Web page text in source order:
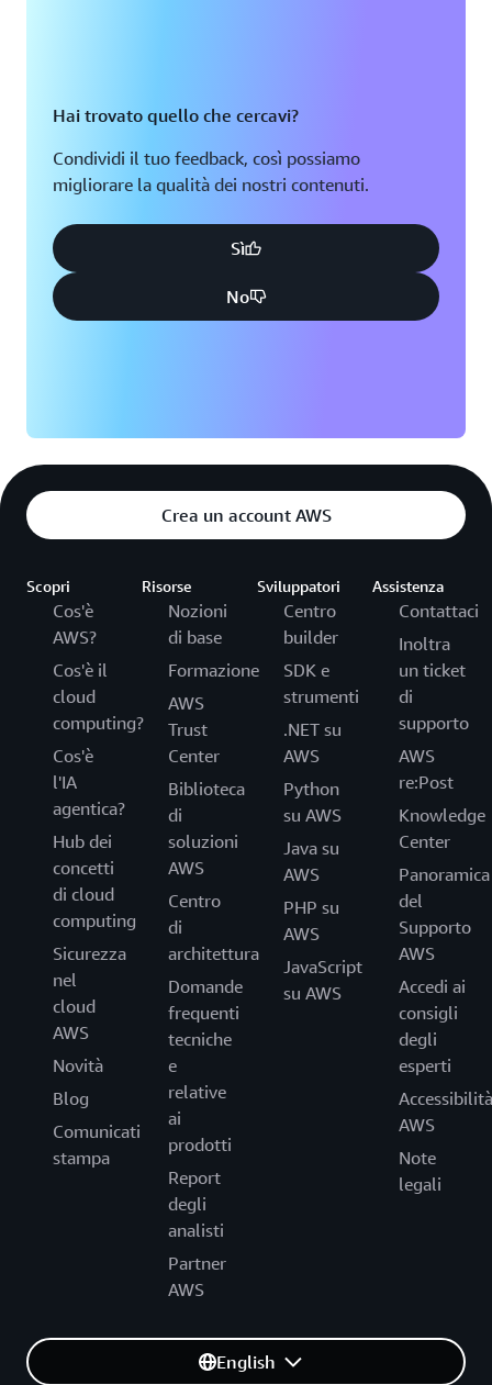
Hai trovato quello che cercavi?
Condividi il tuo feedback, così possiamo
migliorare la qualità dei nostri contenuti.
Sì
No
Crea un account AWS
Scopri
Cos'è
AWS?
Cos'è il
cloud
computing?
Cos'è
l'IA
agentica?
Hub dei
concetti
di cloud
computing
Sicurezza
nel
cloud
AWS
Novità
Blog
Comunicati
stampa
Risorse
Nozioni
di base
Formazione
AWS
Trust
Center
Biblioteca
di
soluzioni
AWS
Centro
di
architettura
Domande
frequenti
tecniche
e
relative
ai
prodotti
Report
degli
analisti
Partner
AWS
Sviluppatori
Centro
builder
SDK e
strumenti
.NET su
AWS
Python
su AWS
Java su
AWS
PHP su
AWS
JavaScript
su AWS
Assistenza
Contattaci
Inoltra
un ticket
di
supporto
AWS
re:Post
Knowledge
Center
Panoramica
del
Supporto
AWS
Accedi ai
consigli
degli
esperti
Accessibilità
AWS
Note
legali
English